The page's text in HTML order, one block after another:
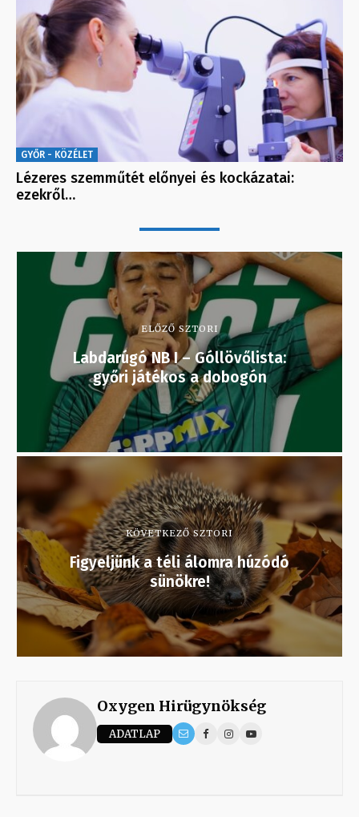
GYŐR - KÖZÉLET
Lézeres szemműtét előnyei és kockázatai:
ezekről…
ELŐZŐ SZTORI
Labdarúgó NB I – Góllövőlista:
győri játékos a dobogón
KÖVETKEZŐ SZTORI
Figyeljünk a téli álomra húzódó
sünökre!
Oxygen Hirügynökség
ADATLAP